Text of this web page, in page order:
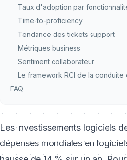
Taux d'adoption par
Time-to-proficiency
Tendance des tickets support
Métriques business
Sentiment collaborateur
Le framework ROI de la conduite
FAQ
Les investissements logiciels
dépenses mondiales en